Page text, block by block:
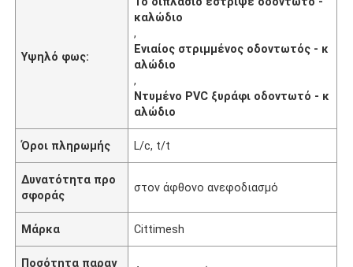
Υψηλό φως:
καλώδιο
,
Ενιαίος στριμμένος οδοντωτός - κ
αλώδιο
,
Ντυμένο PVC ξυράφι οδοντωτό - κ
αλώδιο
Όροι πληρωμής L/c, t/t
Δυνατότητα προ
σφοράς
στον άφθονο ανεφοδιασμό
Μάρκα Cittimesh
Ποσότητα παραγ